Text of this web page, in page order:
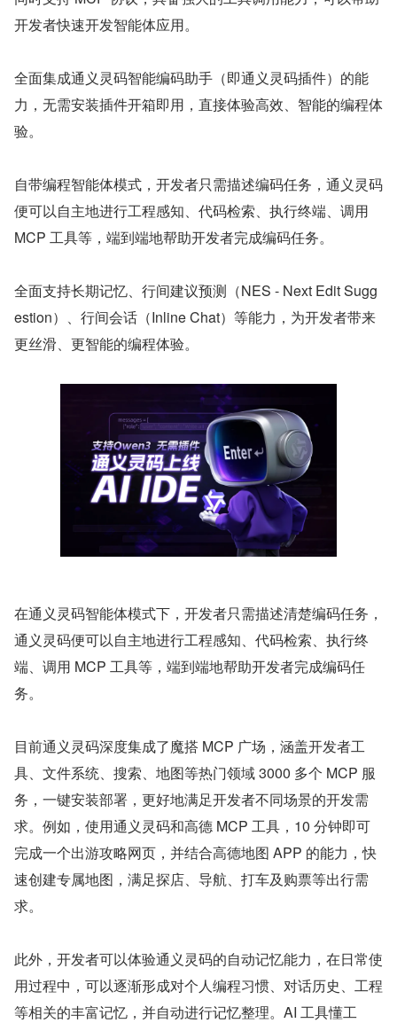
开发者快速开发智能体应用。
全面集成通义灵码智能编码助手（即通义灵码插件）的能
力，无需安装插件开箱即用，直接体验高效、智能的编程体
验。
自带编程智能体模式，开发者只需描述编码任务，通义灵码
便可以自主地进行工程感知、代码检索、执行终端、调用
MCP 工具等，端到端地帮助开发者完成编码任务。
全面支持长期记忆、行间建议预测（NES - Next Edit Sugg
estion）、行间会话（Inline Chat）等能力，为开发者带来
更丝滑、更智能的编程体验。
在通义灵码智能体模式下，开发者只需描述清楚编码任务，
通义灵码便可以自主地进行工程感知、代码检索、执行终
端、调用 MCP 工具等，端到端地帮助开发者完成编码任
务。
目前通义灵码深度集成了魔搭 MCP 广场，涵盖开发者工
具、文件系统、搜索、地图等热门领域 3000 多个 MCP 服
务，一键安装部署，更好地满足开发者不同场景的开发需
求。例如，使用通义灵码和高德 MCP 工具，10 分钟即可
完成一个出游攻略网页，并结合高德地图 APP 的能力，快
速创建专属地图，满足探店、导航、打车及购票等出行需
求。
此外，开发者可以体验通义灵码的自动记忆能力，在日常使
用过程中，可以逐渐形成对个人编程习惯、对话历史、工程
等相关的丰富记忆，并自动进行记忆整理。AI 工具懂工